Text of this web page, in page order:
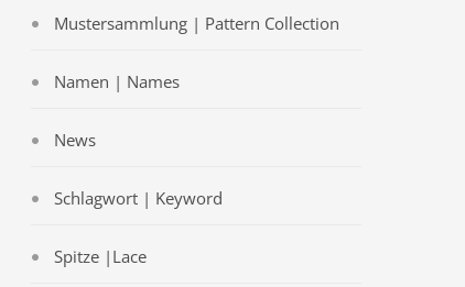
Mustersammlung | Pattern Collection
Namen | Names
News
Schlagwort | Keyword
Spitze |Lace